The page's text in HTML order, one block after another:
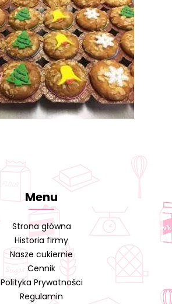
Menu
Strona główna
Historia firmy
Nasze cukiernie
Cennik
Polityka Prywatności
Regulamin